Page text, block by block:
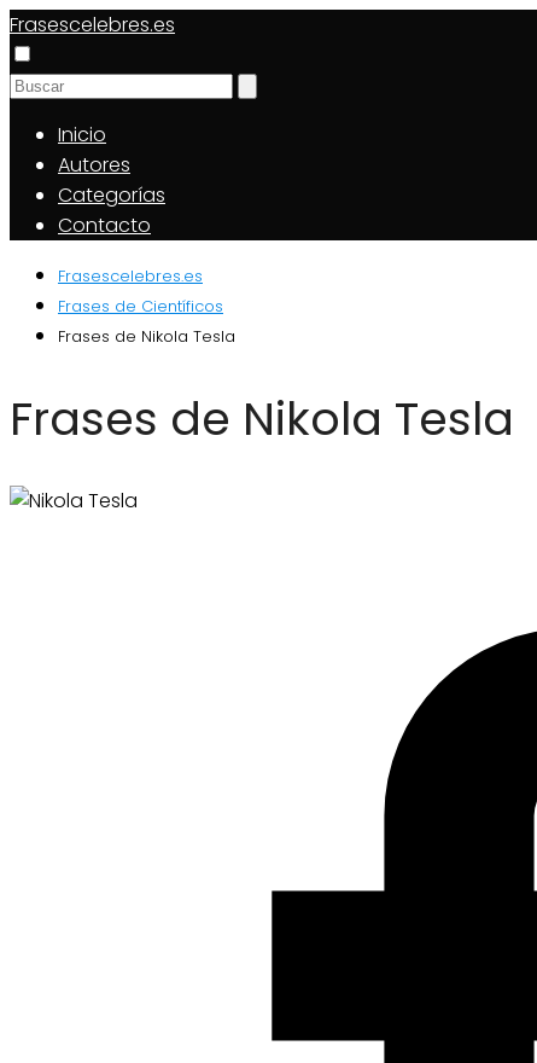
Frasescelebres.es
Inicio
Autores
Categorías
Contacto
Frasescelebres.es
Frases de Científicos
Frases de Nikola Tesla
Frases de Nikola Tesla